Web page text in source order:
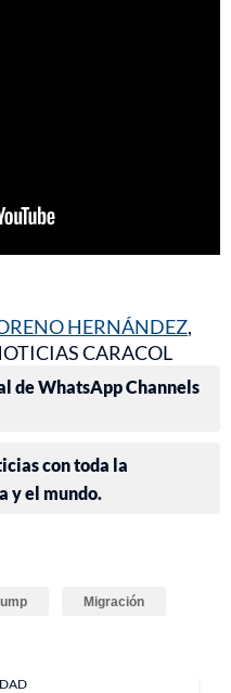
HERNÁNDEZ,
CARACOL
de WhatsApp Channels
con toda la
y el mundo.
Migración